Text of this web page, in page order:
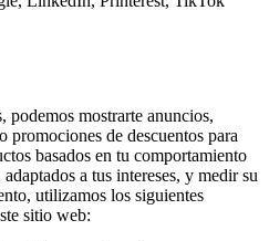
podemos mostrarte anuncios,
promociones de descuentos para
basados en tu comportamiento
a tus intereses, y medir su
utilizamos los siguientes
sitio web: